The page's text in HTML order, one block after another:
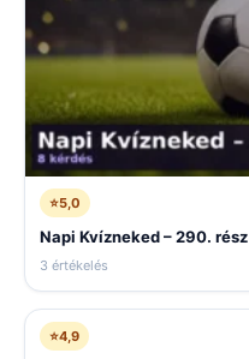
⭐5,0
Napi Kvízneked – 290. rész
3 értékelés
⭐4,9